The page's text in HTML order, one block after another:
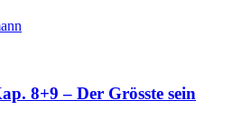
8+9 – Der Grösste sein